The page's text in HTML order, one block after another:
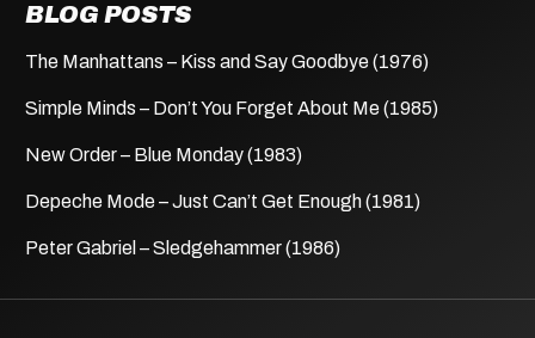
BLOG POSTS
The Manhattans – Kiss and Say Goodbye (1976)
Simple Minds – Don’t You Forget About Me (1985)
New Order – Blue Monday (1983)
Depeche Mode – Just Can’t Get Enough (1981)
Peter Gabriel – Sledgehammer (1986)